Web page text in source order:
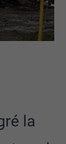
la